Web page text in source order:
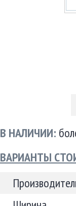
В НАЛИЧИИ:
ВАРИАНТЫ